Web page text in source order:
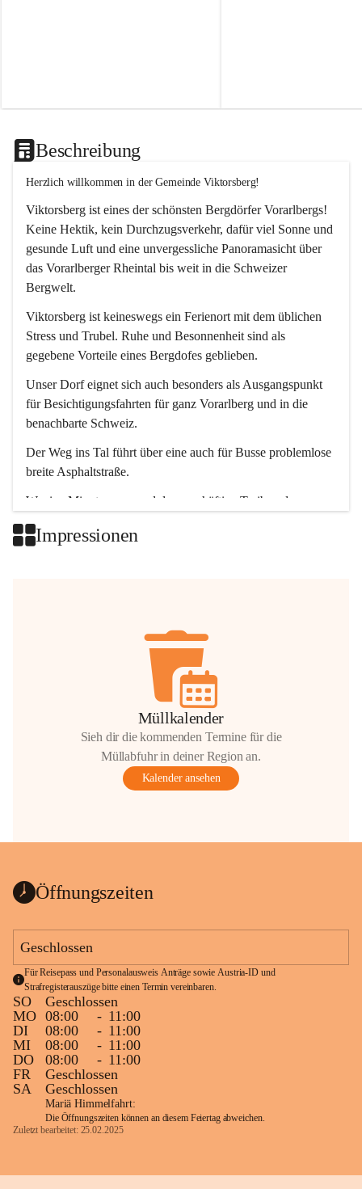
Beschreibung
Herzlich willkommen in der Gemeinde Viktorsberg!
Viktorsberg ist eines der schönsten Bergdörfer Vorarlbergs!
Keine Hektik, kein Durchzugsverkehr, dafür viel Sonne und
gesunde Luft und eine unvergessliche Panoramasicht über
das Vorarlberger Rheintal bis weit in die Schweizer
Bergwelt.
Viktorsberg ist keineswegs ein Ferienort mit dem üblichen
Stress und Trubel. Ruhe und Besonnenheit sind als
gegebene Vorteile eines Bergdofes geblieben.
Unser Dorf eignet sich auch besonders als Ausgangspunkt
für Besichtigungsfahrten für ganz Vorarlberg und in die
benachbarte Schweiz.
Der Weg ins Tal führt über eine auch für Busse problemlose
breite Asphaltstraße.
Wenige Minuten nur, und das geschäftige Treiben der
Impressionen
Müllkalender
Sieh dir die kommenden Termine für die
Müllabfuhr in deiner Region an.
Kalender ansehen
Öffnungszeiten
Geschlossen
Für Reisepass und Personalausweis Anträge sowie Austria-ID und
Strafregisterauszüge bitte einen Termin vereinbaren.
SO
Geschlossen
MO 08:00 - 11:00
DI
08:00 - 11:00
MI
08:00 - 11:00
DO
08:00 - 11:00
FR
Geschlossen
SA
Geschlossen
Mariä Himmelfahrt:
Die Öffnungszeiten können an diesem Feiertag abweichen.
Zuletzt bearbeitet: 25.02.2025